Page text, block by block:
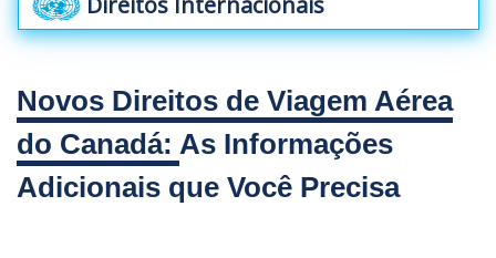
Novos Direitos de Viagem Aérea
do Canadá: As Informações
Adicionais que Você Precisa